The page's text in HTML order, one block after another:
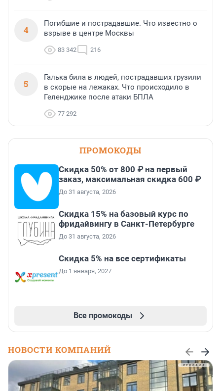
4
Погибшие и пострадавшие. Что известно о
взрыве в центре Москвы
83 342 216
5
Галька била в людей, пострадавших грузили
в скорые на лежаках. Что происходило в
Геленджике после атаки БПЛА
77 292
ПРОМОКОДЫ
Скидка 50% от 800 ₽ на первый
заказ, максимальная скидка 600 ₽
До 31 августа, 2026
Скидка 15% на базовый курс по
фридайвингу в Санкт-Петербурге
До 31 августа, 2026
Скидка 5% на все сертификаты
До 1 января, 2027
Все промокоды
НОВОСТИ КОМПАНИЙ